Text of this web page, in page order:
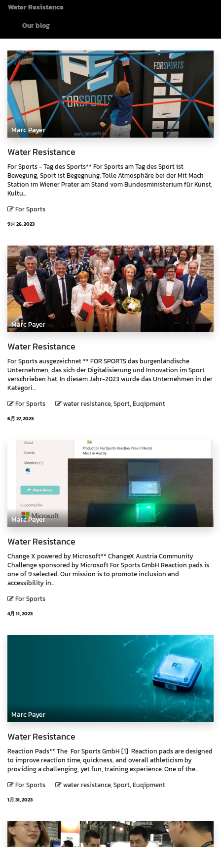
Water Resistance
Our blog
Marc Payer
Water Resistance
For Sports - Tag des Sports** For Sports am Tag des Sport ist
Bewegung, Sport ist Begegnung. Tolle Atmosphäre bei der Mit Mach
Station im Wiener Prater am Stand vom Bundesministerium für Kunst,
Kultu...
For Sports
9月 26, 2023
Marc Payer
Water Resistance
For Sports ausgezeichnet ** FOR SPORTS das burgenländische
Unternehmen, das sich der Digitalisierung und Innovation im Sport
verschrieben hat. In diesem Jahr-2023 wurde das Unternehmen in der
Kategori...
For Sports
water resistance, Sport, Euqipment
6月 27, 2023
Marc Payer
Water Resistance
Change X powered by Microsoft** ChangeX Austria Community
Challenge sponsored by Microsoft For Sports GmbH Reaction pads is
one of 9 selected. Our mission is to promote inclusion and
accessibility in...
For Sports
4月 11, 2023
Marc Payer
Water Resistance
Reaction Pads** The For Sports GmbH [1] Reaction pads are designed
to improve reaction time, quickness, and overall athleticism by
providing a challenging, yet fun, training experience. One of the...
For Sports
water resistance, Sport, Euqipment
1月 31, 2023